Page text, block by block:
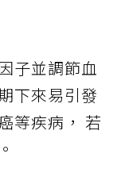
子並調節血
下來易引發
等疾病， 若